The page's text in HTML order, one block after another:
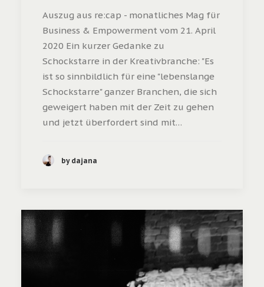
Auszug aus re:cap - monatliches Mag für
Business & Empowerment vom 21. April
2020 Ein kurzer Gedanke zu
Schockstarre in der Kreativbranche: "Es
ist so sinnbildlich für eine "lebenslange
Schockstarre" ganzer Branchen, die sich
geweigert haben mit der Zeit zu gehen
und jetzt überfordert sind mit…
by dajana